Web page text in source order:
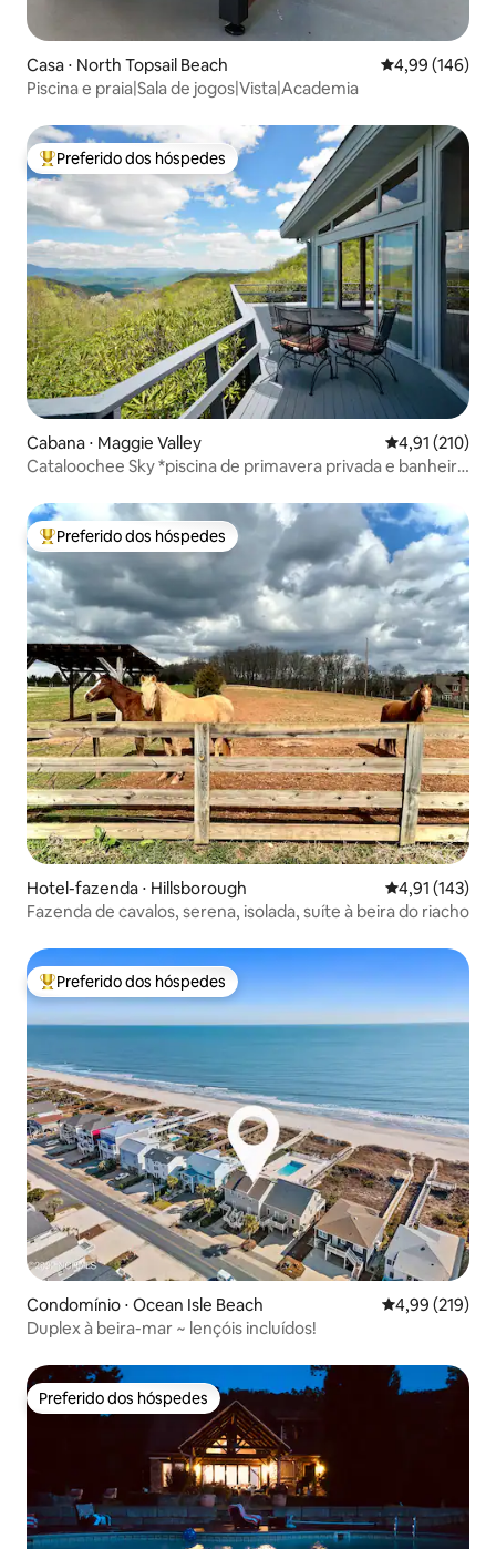
Casa ⋅ North Topsail Beach 4,99 de uma
4,99 (146)
Piscina e praia|Sala de jogos|Vista|Academia
Entre os melhores preferidos dos hóspedes
Preferido dos hóspedes
Cabana ⋅ Maggie Valley 4,91 de uma
4,91 (210)
Cataloochee Sky *piscina de primavera privada e banheira
Entre os melhores preferidos dos hóspedes
Preferido dos hóspedes
Hotel-fazenda ⋅ Hillsborough 4,91 de uma
4,91 (143)
Fazenda de cavalos, serena, isolada, suíte à beira do riacho
Entre os melhores preferidos dos hóspedes
Preferido dos hóspedes
Condomínio ⋅ Ocean Isle Beach 4,99 de uma
4,99 (219)
Duplex à beira-mar ~ lençóis incluídos!
Preferido dos hóspedes
Preferido dos hóspedes